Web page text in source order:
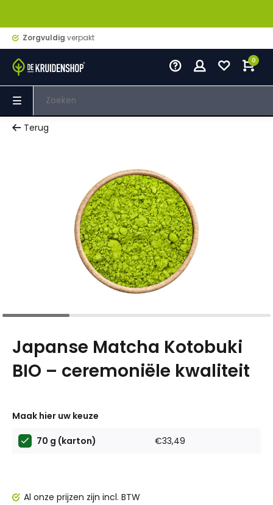
Zorgvuldig verpakt
0
Terug
Japanse Matcha Kotobuki
BIO – ceremoniële kwaliteit
Maak hier uw keuze
70 g (karton) €33,49
Al onze prijzen zijn incl. BTW